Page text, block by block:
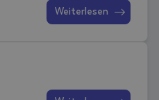
Weiterlesen